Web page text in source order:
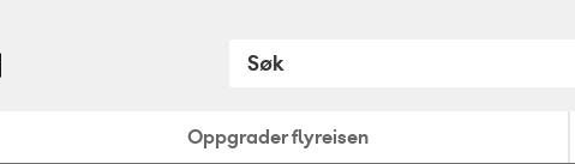
Oppgrader flyreisen